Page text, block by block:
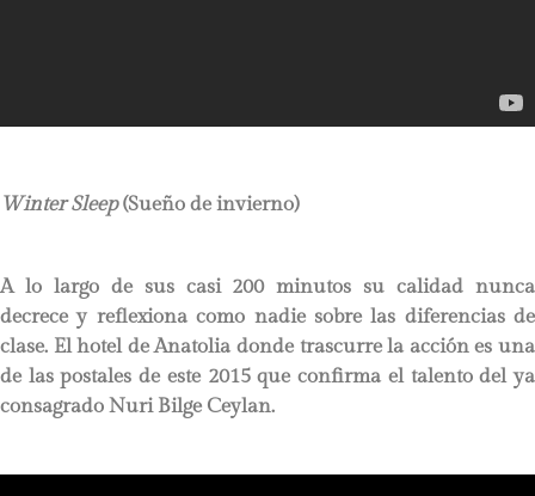
Winter Sleep(Sueño de invierno)
A lo largo de sus casi 200 minutos su calidad nunca
decrece y reflexiona como nadie sobre las diferencias de
clase. El hotel de Anatolia donde trascurre la acción es una
de las postales de este 2015 que confirma el talento del ya
consagrado Nuri Bilge Ceylan.